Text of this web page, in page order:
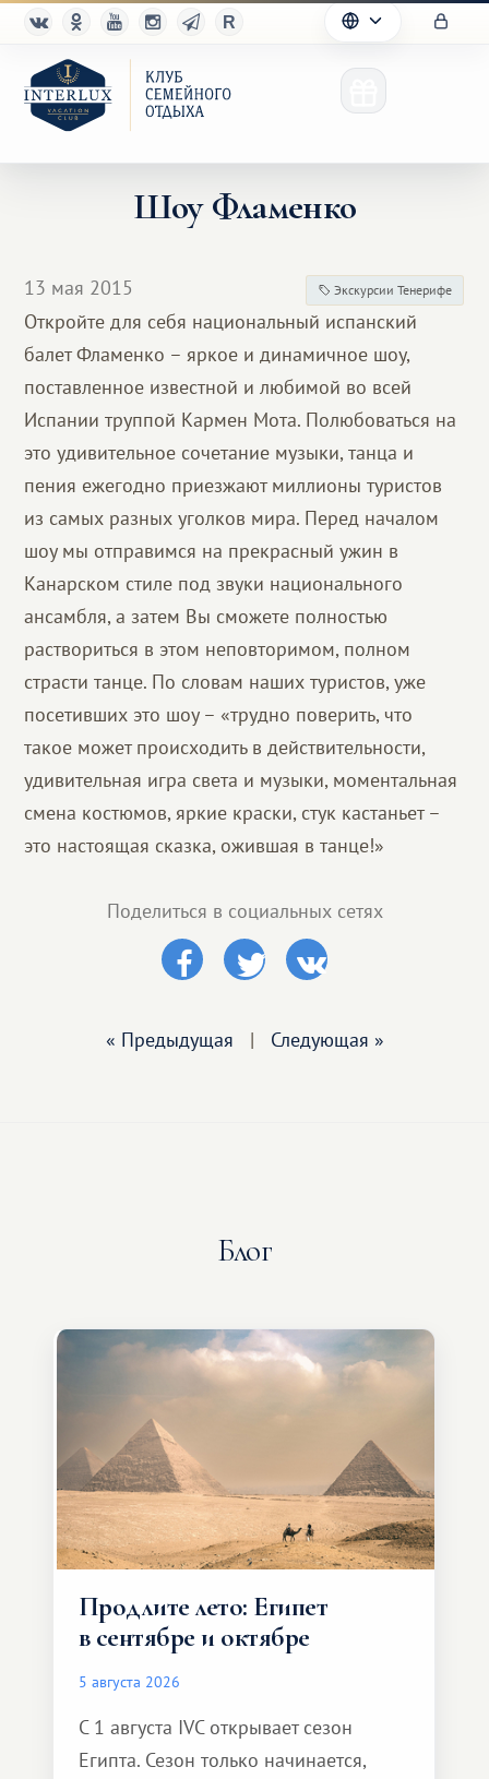
Преимущества
Партнерам
Благотворительность
Шоу Фламенко
13 мая 2015 Экскурсии Тенерифе
Откройте для себя национальный испанский
балет Фламенко – яркое и динамичное шоу,
поставленное известной и любимой во всей
Испании труппой Кармен Мота. Полюбоваться на
это удивительное сочетание музыки, танца и
пения ежегодно приезжают миллионы туристов
из самых разных уголков мира. Перед началом
шоу мы отправимся на прекрасный ужин в
Канарском стиле под звуки национального
ансамбля, а затем Вы сможете полностью
раствориться в этом неповторимом, полном
страсти танце. По словам наших туристов, уже
посетивших это шоу – «трудно поверить, что
такое может происходить в действительности,
удивительная игра света и музыки, моментальная
смена костюмов, яркие краски, стук кастаньет –
это настоящая сказка, ожившая в танце!»
Поделиться в социальных сетях
« Предыдущая | Следующая »
Блог
Продлите лето: Египет
в сентябре и октябре
5 августа 2026
С 1 августа IVC открывает сезон
Египта. Сезон только начинается,